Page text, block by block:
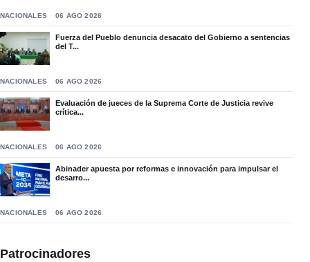
NACIONALES 06 AGO 2026
Fuerza del Pueblo denuncia desacato del Gobierno a sentencias
del T...
NACIONALES 06 AGO 2026
Evaluación de jueces de la Suprema Corte de Justicia revive
crítica...
NACIONALES 06 AGO 2026
Abinader apuesta por reformas e innovación para impulsar el
desarro...
NACIONALES 06 AGO 2026
Patrocinadores